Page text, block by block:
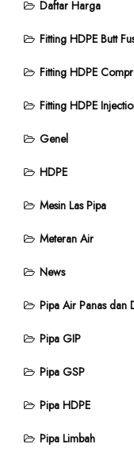
Daftar Harga
Fitting HDPE Butt
Fitting HDPE
Fitting HDPE
Genel
HDPE
Mesin Las Pipa
Meteran Air
News
Pipa Air Panas dan
Pipa GIP
Pipa GSP
Pipa HDPE
Pipa Limbah